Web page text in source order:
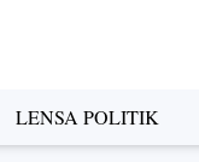
LENSA POLITIK